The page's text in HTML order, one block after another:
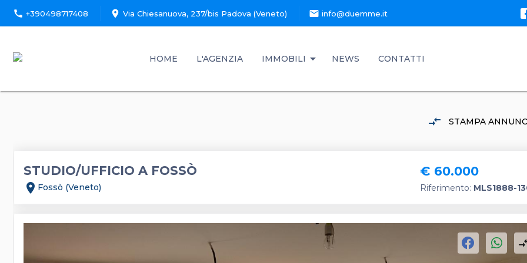
call +390498717408 location_on Via Chiesanuova, 237/bis Padova (Veneto) mail info@duemme.it
HOME L'AGENZIA IMMOBILI NEWS CONTATTI
compare_arrows STAMPA
STUDIO/UFFICIO A FOSSÒ
location_on Fossò (Veneto)
€ 60.000
Riferimento: MLS1888-